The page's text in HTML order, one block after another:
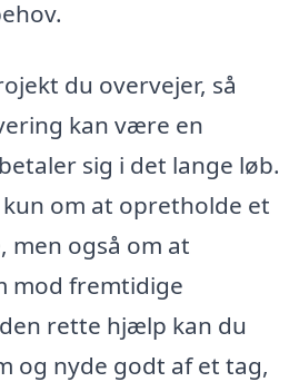
du overvejer, så
kan være en
sig i det lange løb.
om at opretholde et
men også om at
mod fremtidige
rette hjælp kan du
og nyde godt af et tag,